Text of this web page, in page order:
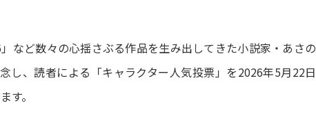
など数々の心揺さぶる作品を生み出してきた小説家・あさの
し、読者による「キャラクター人気投票」を2026年5月22日
す。